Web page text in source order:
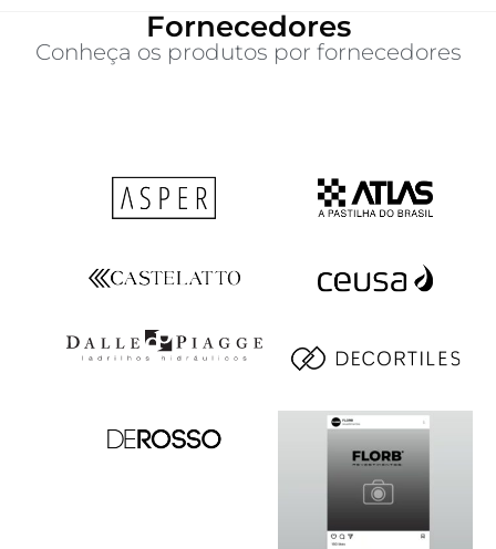
Fornecedores
Conheça os produtos por fornecedores